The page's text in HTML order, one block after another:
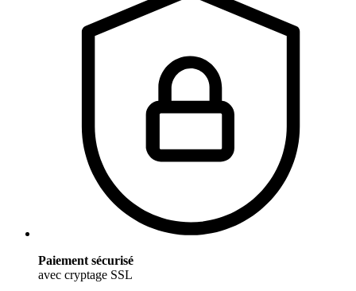
Paiement sécurisé
avec cryptage SSL